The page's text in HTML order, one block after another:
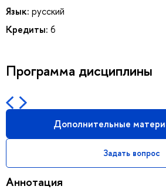
Язык: русский
Кредиты: 6
Программа дисциплины
Дополнительные
Задать вопрос
Аннотация